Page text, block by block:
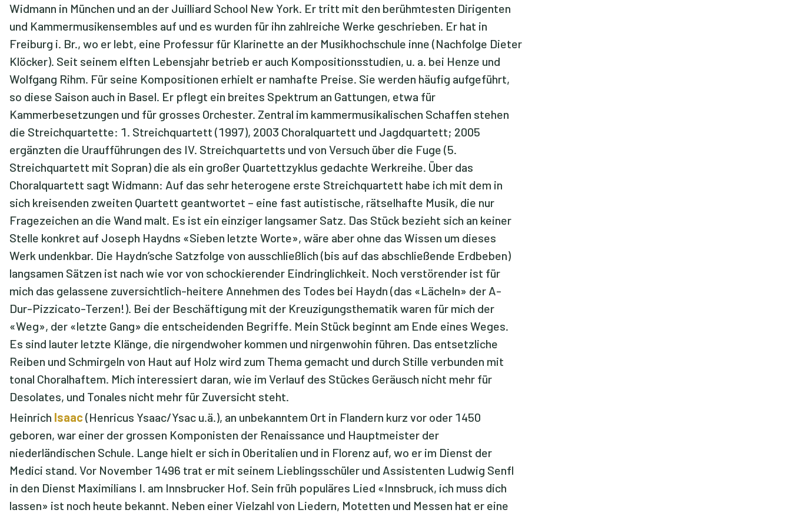
Widmann in München und an der Juilliard School New York. Er tritt mit den berühmtesten Dirigenten
und Kammermusikensembles auf und es wurden für ihn zahlreiche Werke geschrieben. Er hat in
Freiburg i. Br., wo er lebt, eine Professur für Klarinette an der Musikhochschule inne (Nachfolge Dieter
Klöcker). Seit seinem elften Lebensjahr betrieb er auch Kompositionsstudien, u. a. bei Henze und
Wolfgang Rihm. Für seine Kompositionen erhielt er namhafte Preise. Sie werden häufig aufgeführt,
so diese Saison auch in Basel. Er pflegt ein breites Spektrum an Gattungen, etwa für
Kammerbesetzungen und für grosses Orchester. Zentral im kammermusikalischen Schaffen stehen
die Streichquartette: 1. Streichquartett (1997), 2003 Choralquartett und Jagdquartett; 2005
ergänzten die Uraufführungen des IV. Streichquartetts und von Versuch über die Fuge (5.
Streichquartett mit Sopran) die als ein großer Quartettzyklus gedachte Werkreihe. Über das
Choralquartett sagt Widmann: Auf das sehr heterogene erste Streichquartett habe ich mit dem in
sich kreisenden zweiten Quartett geantwortet – eine fast autistische, rätselhafte Musik, die nur
Fragezeichen an die Wand malt. Es ist ein einziger langsamer Satz. Das Stück bezieht sich an keiner
Stelle konkret auf Joseph Haydns «Sieben letzte Worte», wäre aber ohne das Wissen um dieses
Werk undenkbar. Die Haydn’sche Satzfolge von ausschließlich (bis auf das abschließende Erdbeben)
langsamen Sätzen ist nach wie vor von schockierender Eindringlichkeit. Noch verstörender ist für
mich das gelassene zuversichtlich-heitere Annehmen des Todes bei Haydn (das «Lächeln» der A-
Dur-Pizzicato-Terzen!). Bei der Beschäftigung mit der Kreuzigungsthematik waren für mich der
«Weg», der «letzte Gang» die entscheidenden Begriffe. Mein Stück beginnt am Ende eines Weges.
Es sind lauter letzte Klänge, die nirgendwoher kommen und nirgenwohin führen. Das entsetzliche
Reiben und Schmirgeln von Haut auf Holz wird zum Thema gemacht und durch Stille verbunden mit
tonal Choralhaftem. Mich interessiert daran, wie im Verlauf des Stückes Geräusch nicht mehr für
Desolates, und Tonales nicht mehr für Zuversicht steht.
Heinrich Isaac(Henricus Ysaac/Ysac u.ä.), an unbekanntem Ort in Flandern kurz vor oder 1450
geboren, war einer der grossen Komponisten der Renaissance und Hauptmeister der
niederländischen Schule. Lange hielt er sich in Oberitalien und in Florenz auf, wo er im Dienst der
Medici stand. Vor November 1496 trat er mit seinem Lieblingsschüler und Assistenten Ludwig Senfl
in den Dienst Maximilians I. am Innsbrucker Hof. Sein früh populäres Lied «Innsbruck, ich muss dich
lassen» ist noch heute bekannt. Neben einer Vielzahl von Liedern, Motetten und Messen hat er eine